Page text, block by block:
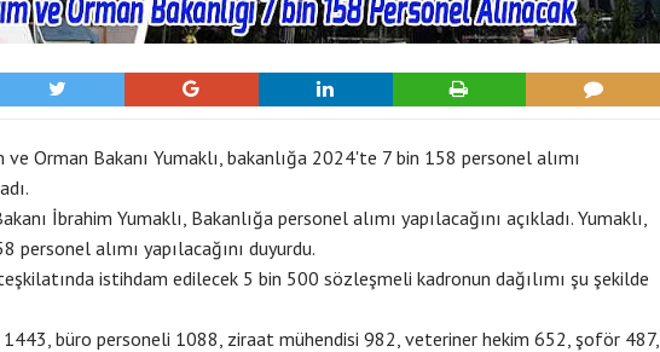
ve Orman Bakanı Yumaklı, bakanlığa 2024'te 7 bin 158 personel alımı
İbrahim Yumaklı, Bakanlığa personel alımı yapılacağını açıkladı. Yumaklı,
personel alımı yapılacağını duyurdu.
istihdam edilecek 5 bin 500 sözleşmeli kadronun dağılımı şu şekilde
büro personeli 1088, ziraat mühendisi 982, veteriner hekim 652, şoför 487,